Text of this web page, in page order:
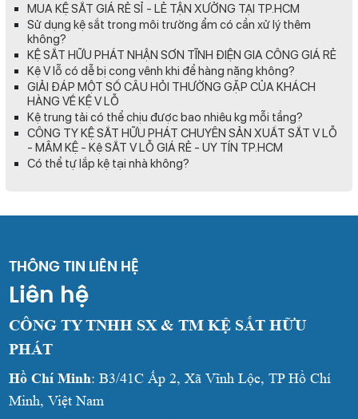
MUA KỆ SẮT GIÁ RẺ SỈ - LẺ TẬN XƯỞNG TẠI TP.HCM
Sử dụng kệ sắt trong môi trường ẩm có cần xử lý thêm
không?
KỆ SẮT HỮU PHÁT NHẬN SƠN TĨNH ĐIỆN GIA CÔNG GIÁ RẺ
Kệ V lỗ có dễ bị cong vênh khi để hàng nặng không?
GIẢI ĐÁP MỘT SỐ CÂU HỎI THƯỜNG GẶP CỦA KHÁCH
HÀNG VỀ KỆ V LỖ
Kệ trung tải có thể chịu được bao nhiêu kg mỗi tầng?
CÔNG TY KỆ SẮT HỮU PHÁT CHUYÊN SẢN XUẤT SẮT V LỖ
- MÂM KỆ - Kệ SẮT V LỖ GIÁ RẺ - UY TÍN TP.HCM
Có thể tự lắp kệ tại nhà không?
THÔNG TIN LIÊN HỆ
Liên hệ
CÔNG TY TNHH SX & TM KỆ SẮT HỮU
PHÁT
Hồ Chí Minh: B3/41C Ấp 2, Xã Vĩnh Lộc, TP Hồ Chí
Minh, Việt Nam